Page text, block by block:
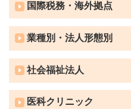
国際税務・海外拠点
業種別・法人形態別
社会福祉法人
医科クリニック